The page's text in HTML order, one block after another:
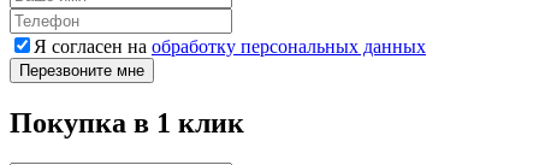
Я согласен на обработку персональных данных
Перезвоните мне
Покупка в 1 клик